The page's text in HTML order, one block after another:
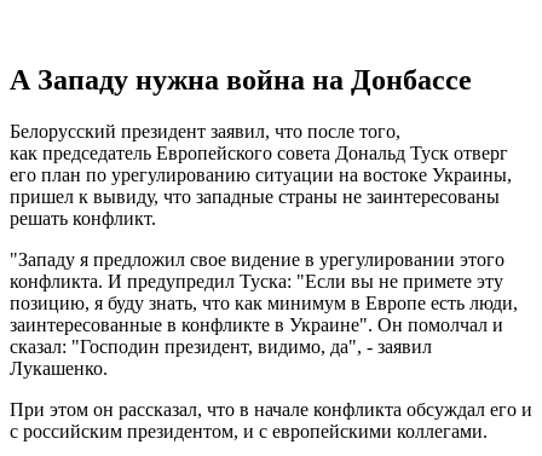
А Западу нужна война на Донбассе
Белорусский президент заявил, что после того,
как председатель Европейского совета Дональд Туск отверг
его план по урегулированию ситуации на востоке Украины,
пришел к вывиду, что западные страны не заинтересованы
решать конфликт.
"Западу я предложил свое видение в урегулировании этого
конфликта. И предупредил Туска: "Если вы не примете эту
позицию, я буду знать, что как минимум в Европе есть люди,
заинтересованные в конфликте в Украине". Он помолчал и
сказал: "Господин президент, видимо, да", - заявил
Лукашенко.
При этом он рассказал, что в начале конфликта обсуждал его и
с российским президентом, и с европейскими коллегами.